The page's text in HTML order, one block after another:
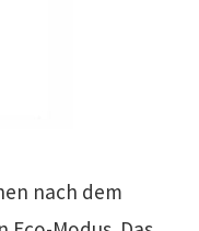
nach dem